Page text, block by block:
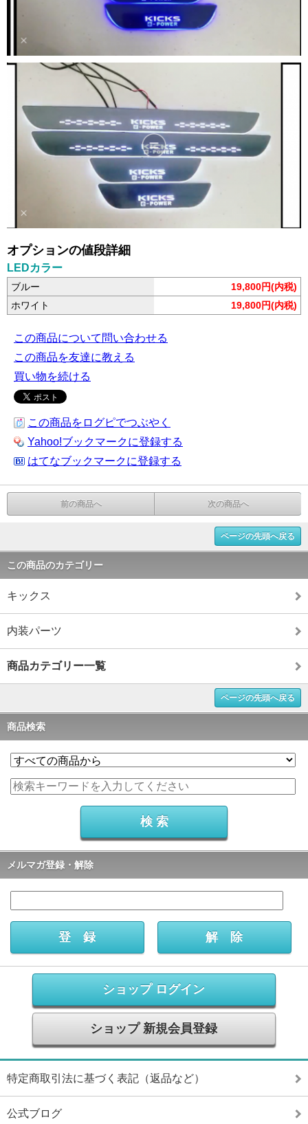
オプションの値段詳細
LEDカラー
ブルー
19,800円(内税)
ホワイト
19,800円(内税)
この商品について問い合わせる
この商品を友達に教える
買い物を続ける
この商品をログピでつぶやく
Yahoo!ブックマークに登録する
はてなブックマークに登録する
前の商品へ 次の商品へ
ページの先頭へ戻る
この商品のカテゴリー
キックス
内装パーツ
商品カテゴリー一覧
ページの先頭へ戻る
商品検索
メルマガ登録・解除
ショップ ログイン
ショップ 新規会員登録
特定商取引法に基づく表記（返品など）
公式ブログ